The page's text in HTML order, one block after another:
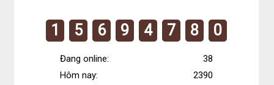
truy
1 5 6 9 4 7 8 0
Đang online:
38
Hôm nay:
2390